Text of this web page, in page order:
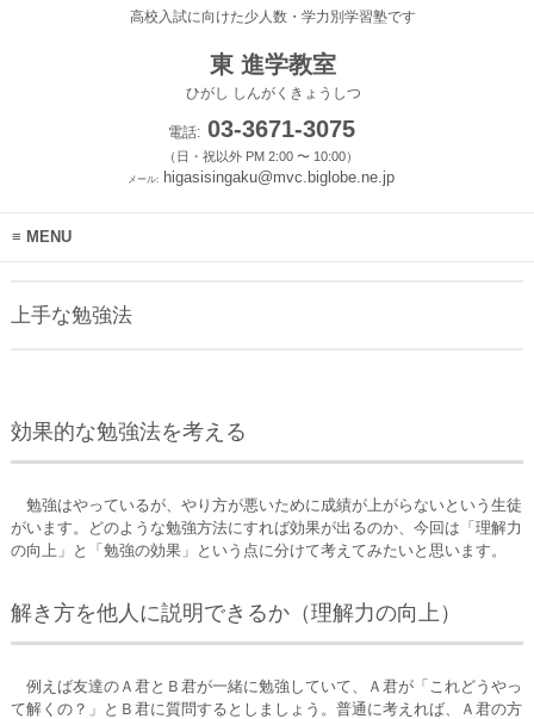
高校入試に向けた少人数・学力別学習塾です
東 進学教室
ひがし しんがくきょうしつ
電話:03-3671-3075
（日・祝以外 PM 2:00 〜 10:00）
メール: higasisingaku@mvc.biglobe.ne.jp
MENU
上手な勉強法
効果的な勉強法を考える
勉強はやっているが、やり方が悪いために成績が上がらないという生徒
がいます。どのような勉強方法にすれば効果が出るのか、今回は「理解力
の向上」と「勉強の効果」という点に分けて考えてみたいと思います。
解き方を他人に説明できるか（理解力の向上）
例えば友達のＡ君とＢ君が一緒に勉強していて、Ａ君が「これどうやっ
て解くの？」とＢ君に質問するとしましょう。普通に考えれば、Ａ君の方